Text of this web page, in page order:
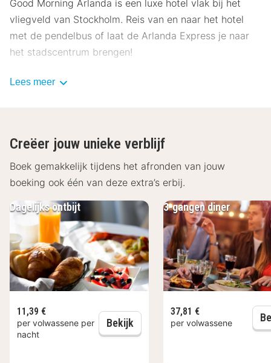
Good Morning Arlanda is een luxe hotel vlak bij het
vliegveld van Stockholm. Reis van en naar het hotel
met de pendelbus of laat de Arlanda Express je naar
het stadscentrum brengen!
Geniet van het ontbijtbuffet in Good Morning Arlanda,
tevens lichte maaltijden en lekkere drankjes.
De kamers van Good Morning Arlanda Airport zijn
comfortabel en modern ingericht. Ze beschikken over
een televisie, gratis Wi-Fi en een badkamer met een
bad en/of douche en toilet.
Lees meer
Creëer jouw unieke verblijf
Boek gemakkelijk tijdens het afronden van jouw
boeking ook één van deze extra’s erbij.
3-gangen diner
37,81 €
per volwassene
Dagelijks ontbijt
11,39 €
per volwassene per
nacht
Bekijk Dagelijks ontbijt